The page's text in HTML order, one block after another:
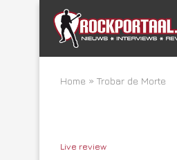
Home » Trobar de Morte
Live review